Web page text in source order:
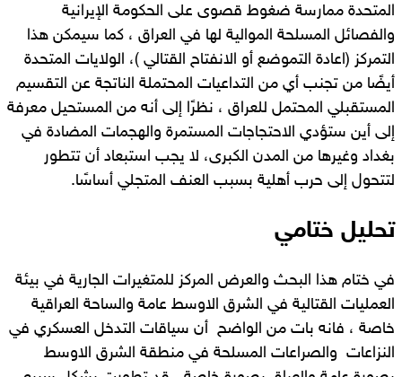
المتحدة ممارسة ضغوط قصوى على الحكومة الإيرانية
والفصائل المسلحة الموالية لها في العراق ، كما سيمكن هذا
التمركز (اعادة التموضع أو الانفتاح القتالي )، الولايات المتحدة
أيضًا من تجنب أي من التداعيات المحتملة الناتجة عن التقسيم
المستقبلي المحتمل للعراق ، نظرًا إلى أنه من المستحيل معرفة
إلى أين ستؤدي الاحتجاجات المستمرة والهجمات المضادة في
بغداد وغيرها من المدن الكبرى، لا يجب استبعاد أن تتطور
لتتحول إلى حرب أهلية بسبب العنف المتجلي أساسًا.
تحليل ختامي
في ختام هذا البحث والعرض المركز للمتغيرات الجارية في بيئة
العمليات القتالية في الشرق الاوسط عامة والساحة العراقية
خاصة ، فانه بات من الواضح أن سياقات التدخل العسكري في
النزاعات والصراعات المسلحة في منطقة الشرق الاوسط